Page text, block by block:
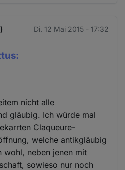
Di. 12 Mai 2015 - 17:32
nicht alle
gläubig. Ich würde mal
Claqueure-
welche antikgläubig
wohl, neben jenen mit
sowieso nur noch